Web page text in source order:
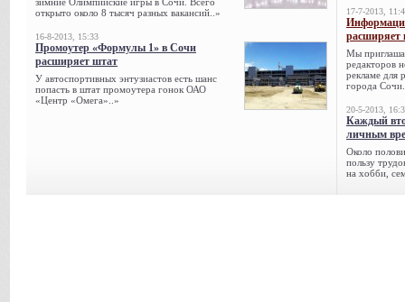
открыто около 8 тысяч разных вакансий..»
16-8-2013, 15:33
Промоутер «Формулы 1» в Сочи
расширяет штат
У автоспортивных энтузиастов есть шанс
попасть в штат промоутера гонок ОАО
«Центр «Омега»..»
17-7-2013,
расширяет
Мы
редакторов
рекламе для
города
20-5-2013,
Каждый
личным
Около
пользу
на хобби,